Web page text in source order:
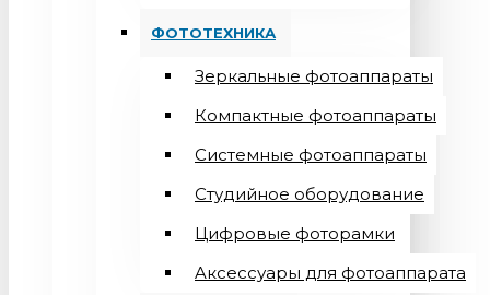
ФОТОТЕХНИКА
Зеркальные фотоаппараты
Компактные фотоаппараты
Системные фотоаппараты
Студийное оборудование
Цифровые фоторамки
Aксессуары для фотоаппарата